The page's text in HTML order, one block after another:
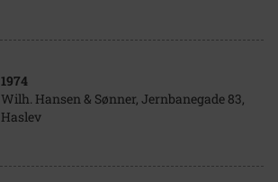
1974
Wilh. Hansen & Sønner, Jernbanegade 83,
Haslev